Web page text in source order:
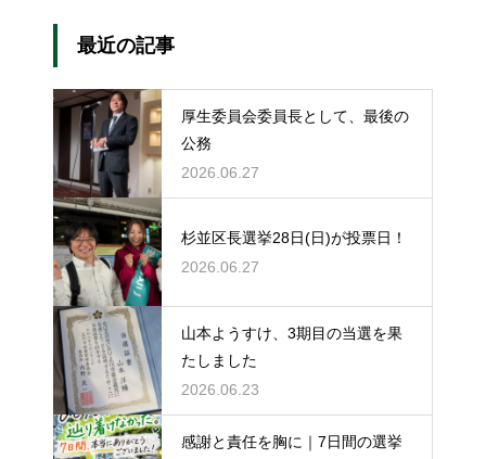
最近の記事
厚生委員会委員長として、最後の
公務
2026.06.27
杉並区長選挙28日(日)が投票日！
2026.06.27
山本ようすけ、3期目の当選を果
たしました
2026.06.23
感謝と責任を胸に｜7日間の選挙